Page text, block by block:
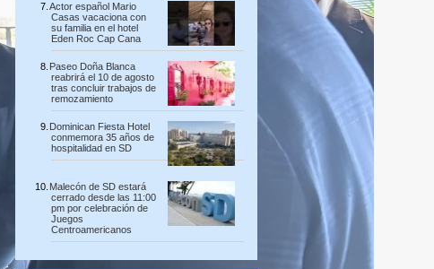
Actor español Mario
Casas vacaciona con
su familia en el hotel
Eden Roc Cap Cana
Paseo Doña Blanca
reabrirá el 10 de agosto
tras concluir trabajos de
remozamiento
Dominican Fiesta Hotel
conmemora 35 años de
hospitalidad en SD
Malecón de SD estará
cerrado desde las 11:00
pm por celebración de
Juegos
Centroamericanos